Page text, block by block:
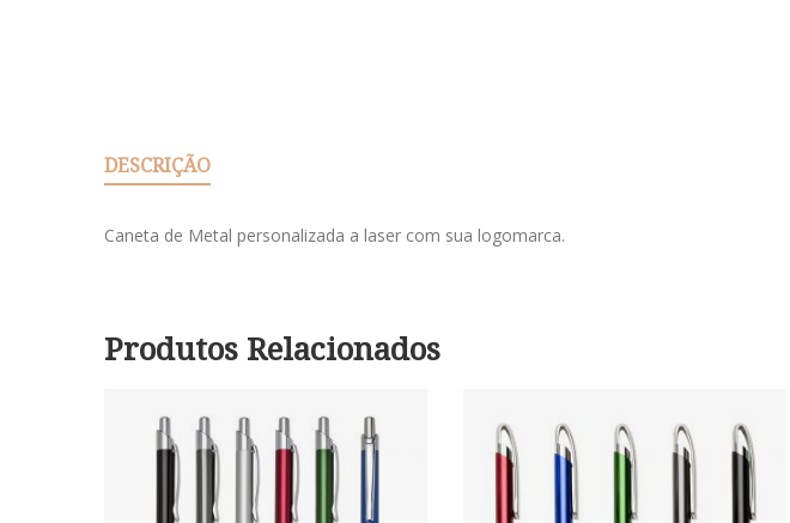
DESCRIÇÃO
Caneta de Metal personalizada a laser com sua logomarca.
Produtos Relacionados